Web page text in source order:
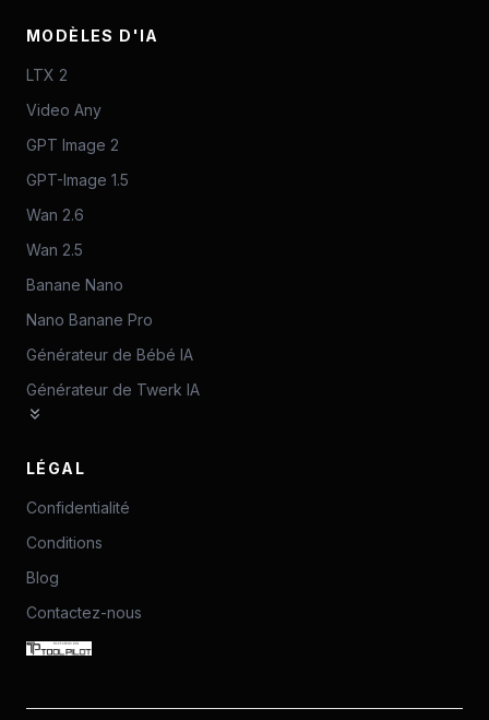
MODÈLES D'IA
LTX 2
Video Any
GPT Image 2
GPT-Image 1.5
Wan 2.6
Wan 2.5
Banane Nano
Nano Banane Pro
Générateur de Bébé IA
Générateur de Twerk IA
LÉGAL
Confidentialité
Conditions
Blog
Contactez-nous